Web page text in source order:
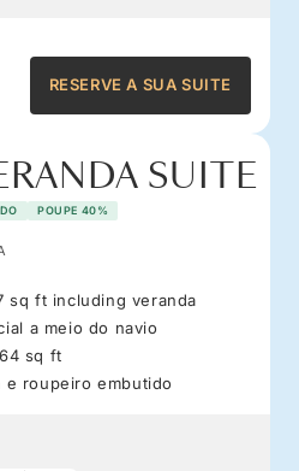
RESERVE A SUA SUITE
SUITE
POUPE 40%
sq ft including veranda
a meio do navio
sq ft
e roupeiro embutido